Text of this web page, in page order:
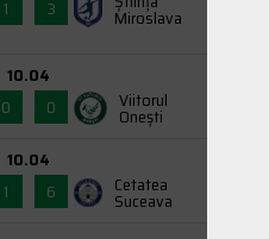
1
3 Miroslava
10.04
0
0 Viitorul
Onești
10.04
1
6 Cetatea
Suceava